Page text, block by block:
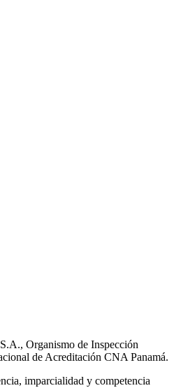
Organismo de Inspección
de Acreditación CNA Panamá.
imparcialidad y competencia